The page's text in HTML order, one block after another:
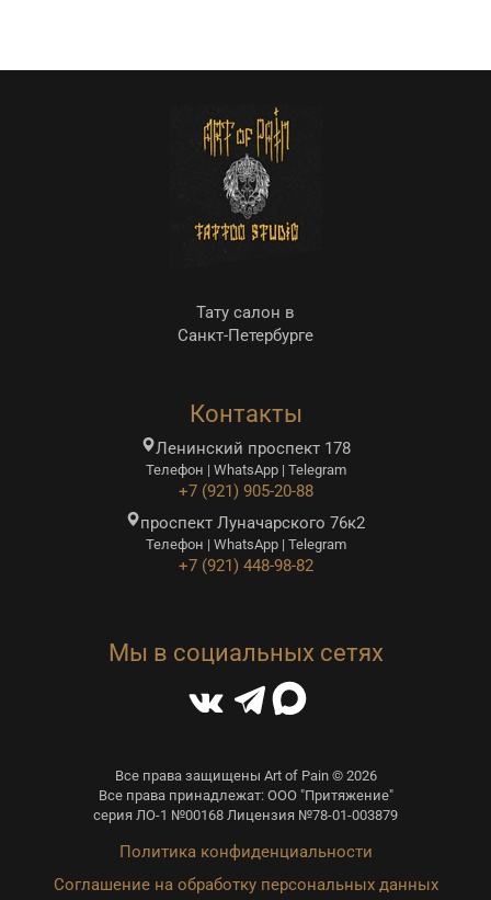
Тату салон в
Санкт-Петербурге
Контакты
Ленинский проспект 178
Телефон | WhatsApp | Telegram
+7 (921) 905-20-88
проспект Луначарского 76к2
Телефон | WhatsApp | Telegram
+7 (921) 448-98-82
Мы в социальных сетях
Все права защищены Art of Pain © 2026
Все права принадлежат: ООО "Притяжение"
серия ЛО-1 №00168 Лицензия №78-01-003879
Политика конфиденциальности
Соглашение на обработку персональных данных